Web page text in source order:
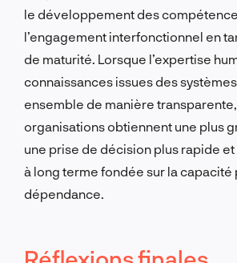
le développement des
l’engagement interfonctionnel en
de maturité. Lorsque l’expertise
connaissances issues des
ensemble de manière
organisations obtiennent une plus
une prise de décision plus rapide
à long terme fondée sur la capacité
dépendance.